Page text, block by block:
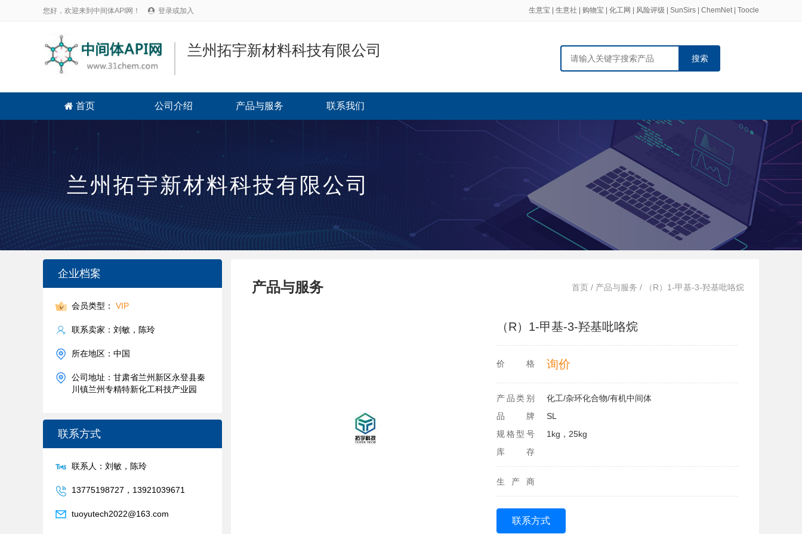
您好，欢迎来到中间体API网！  登录或加入 生意宝 生意社 购物宝 化工网 风险评级 SunSirs ChemNet| Toocle
兰州拓宇新材料科技有限公司 搜索
 首页 公司介绍 产品与服务 联系我们
兰州拓宇新材料科技有限公司
企业档案
会员类型： VIP
联系卖家：刘敏，陈玲
所在地区：中国
公司地址：甘肃省兰州新区永登县秦
川镇兰州专精特新化工科技产业园
联系方式
联系人：刘敏，陈玲
13775198727，13921039671
tuoyutech2022@163.com
首页 / 产品与服务 / （R）1-甲基-3-羟基吡咯烷
产品与服务
（R）1-甲基-3-羟基吡咯烷
价格 询价
产品类别
化工/杂环化合物/有机中间体
品牌
SL
规格型号
1kg，25kg
库存
生产商
联系方式